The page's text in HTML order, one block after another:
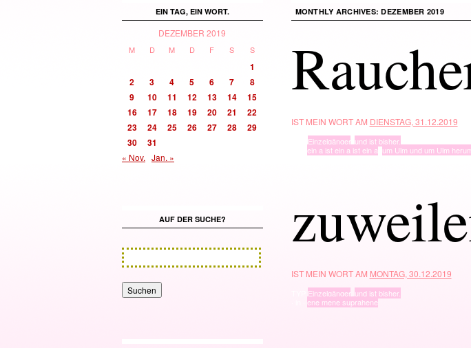
MONTHLY ARCHIVES:DEZEMBER 2019
IST MEIN WORT AM DIENSTAG, 31.12.2019
Einzelgänger, und ist bisher.
ein a ist ein a ist ein a,um Ulm und um Ulm
IST MEIN WORT AM MONTAG, 30.12.2019
Einzelgänger, und ist bisher.
ene mene suprahene
EIN TAG, EIN WORT.
DEZEMBER 2019
M D M D F S S
1
2
3 4 5 6 7
8
9
10 11 12 13 14
15
16
17 18 19 20 21
22
23
24 25 26 27 28
29
30
31
« Nov. Jan. »
AUF DER SUCHE?